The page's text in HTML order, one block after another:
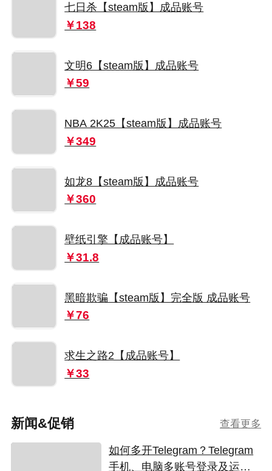
七日杀【steam版】成品账号
￥138
文明6【steam版】成品账号
￥59
NBA 2K25【steam版】成品账号
￥349
如龙8【steam版】成品账号
￥360
壁纸引擎【成品账号】
￥31.8
黑暗欺骗【steam版】完全版 成品账号
￥76
求生之路2【成品账号】
￥33
新闻&促销 查看更多
如何多开Telegram？Telegram
手机、电脑多账号登录及运营